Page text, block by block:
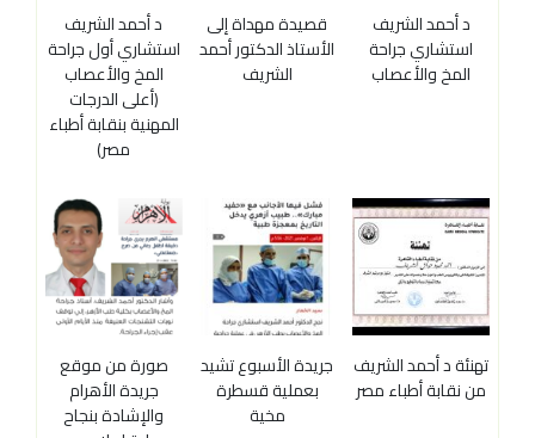
د أحمد الشريف
استشاري جراحة
المخ والأعصاب
قصيدة مهداة إلى
الأستاذ الدكتور أحمد
الشريف
د أحمد الشريف
استشاري أول جراحة
المخ والأعصاب
(أعلى الدرجات
المهنية بنقابة أطباء
مصر)
تهنئة د أحمد الشريف
من نقابة أطباء مصر
جريدة الأسبوع تشيد
بعملية قسطرة
مخية
صورة من موقع
جريدة الأهرام
والإشادة بنجاح